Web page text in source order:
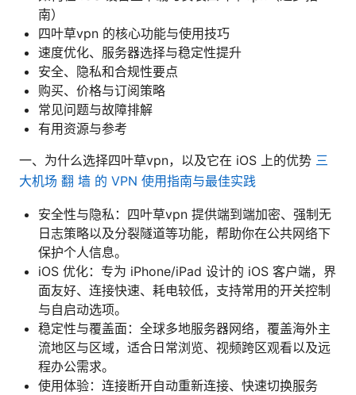
南）
四叶草vpn 的核心功能与使用技巧
速度优化、服务器选择与稳定性提升
安全、隐私和合规性要点
购买、价格与订阅策略
常见问题与故障排解
有用资源与参考
一、为什么选择四叶草vpn，以及它在 iOS 上的优势 三
大机场 翻 墙 的 VPN 使用指南与最佳实践
安全性与隐私：四叶草vpn 提供端到端加密、强制无
日志策略以及分裂隧道等功能，帮助你在公共网络下
保护个人信息。
iOS 优化：专为 iPhone/iPad 设计的 iOS 客户端，界
面友好、连接快速、耗电较低，支持常用的开关控制
与自启动选项。
稳定性与覆盖面：全球多地服务器网络，覆盖海外主
流地区与区域，适合日常浏览、视频跨区观看以及远
程办公需求。
使用体验：连接断开自动重新连接、快速切换服务